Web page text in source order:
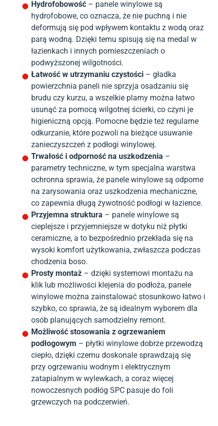
Hydrofobowość – panele winylowe są
hydrofobowe, co oznacza, że nie puchną i nie
deformują się pod wpływem kontaktu z wodą oraz
parą wodną. Dzięki temu spisują się na medal w
łazienkach i innych pomieszczeniach o
podwyższonej wilgotności.
Łatwość w utrzymaniu czystości – gładka
powierzchnia paneli nie sprzyja osadzaniu się
brudu czy kurzu, a wszelkie plamy można łatwo
usunąć za pomocą wilgotnej ścierki, co czyni je
higieniczną opcją. Pomocne będzie też regularne
odkurzanie, które pozwoli na bieżące usuwanie
zanieczyszczeń z podłogi winylowej.
Trwałość i odporność na uszkodzenia –
parametry techniczne, w tym specjalna warstwa
ochronna sprawia, że panele winylowe są odporne
na zarysowania oraz uszkodzenia mechaniczne,
co zapewnia długą żywotność podłogi w łazience.
Przyjemna struktura – panele winylowe są
cieplejsze i przyjemniejsze w dotyku niż płytki
ceramiczne, a to bezpośrednio przekłada się na
wysoki komfort użytkowania, zwłaszcza podczas
chodzenia boso.
Prosty montaż – dzięki systemowi montażu na
klik lub możliwości klejenia do podłoża, panele
winylowe można zainstalować stosunkowo łatwo i
szybko, co sprawia, że są idealnym wyborem dla
osób planujących samodzielny remont.
Możliwość stosowania z ogrzewaniem
podłogowym – płytki winylowe dobrze przewodzą
ciepło, dzięki czemu doskonale sprawdzają się
przy ogrzewaniu wodnym i elektrycznym
zatapialnym w wylewkach, a coraz więcej
nowoczesnych podłóg SPC pasuje do foli
grzewczych na podczerwień.